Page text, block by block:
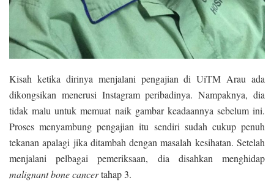
Kisah ketika dirinya menjalani pengajian di UiTM Arau ada
dikongsikan menerusi Instagram peribadinya. Nampaknya, dia
tidak malu untuk memuat naik gambar keadaannya sebelum ini.
Proses menyambung pengajian itu sendiri sudah cukup penuh
tekanan apalagi jika ditambah dengan masalah kesihatan. Setelah
menjalani pelbagai pemeriksaan, dia disahkan menghidap
malignant bone cancertahap 3.